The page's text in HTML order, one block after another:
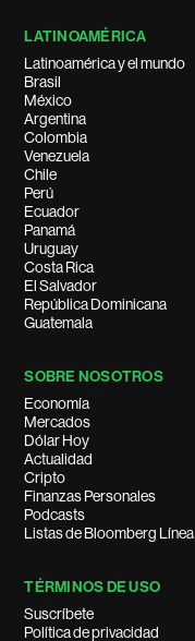
LATINOAMÉRICA
Latinoamérica y el mundo
Brasil
México
Argentina
Colombia
Venezuela
Chile
Perú
Ecuador
Panamá
Uruguay
Costa Rica
El Salvador
República Dominicana
Guatemala
SOBRE NOSOTROS
Economía
Mercados
Dólar Hoy
Actualidad
Cripto
Finanzas Personales
Podcasts
Listas de Bloomberg Línea
TÉRMINOS DE USO
Suscríbete
Política de privacidad